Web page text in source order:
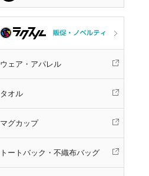
ウェア・アパレル
タオル
マグカップ
トートバック・不織布バッグ